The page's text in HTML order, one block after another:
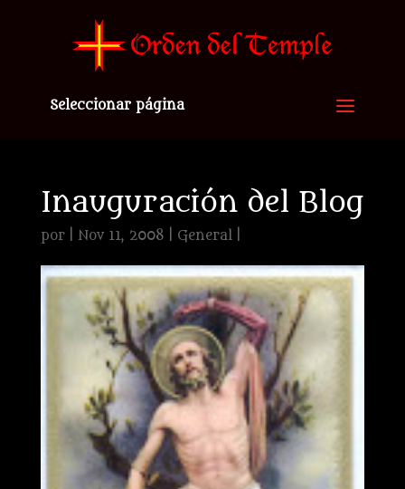
Seleccionar página
Inauguración del Blog
por Nov 11, 2008 General|